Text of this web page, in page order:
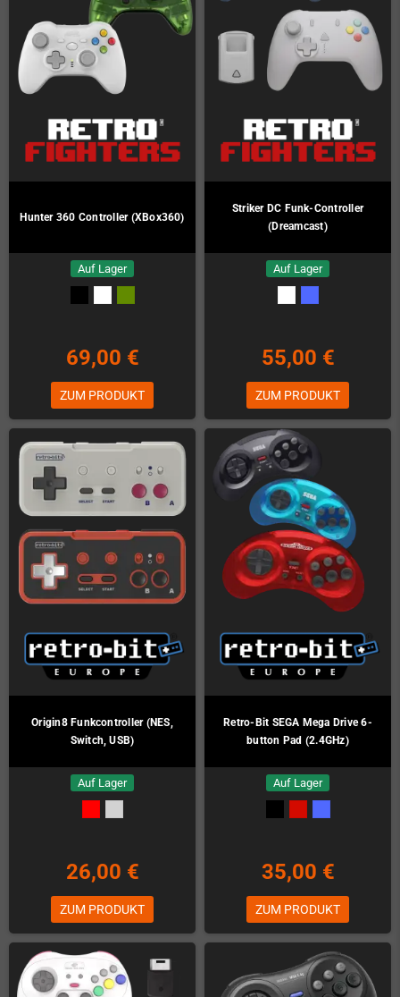
Hunter 360 Controller (XBox360)
Auf Lager
69,00 €
ZUM PRODUKT
Striker DC Funk-Controller
(Dreamcast)
Auf Lager
55,00 €
ZUM PRODUKT
Origin8 Funkcontroller (NES,
Switch, USB)
Auf Lager
26,00 €
ZUM PRODUKT
Retro-Bit SEGA Mega Drive 6-
button Pad (2.4GHz)
Auf Lager
35,00 €
ZUM PRODUKT